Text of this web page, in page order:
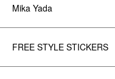
Mika Yada
FREE STYLE STICKERS